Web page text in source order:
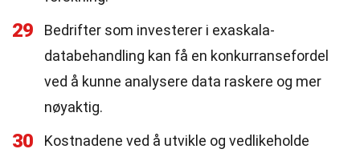
29
Bedrifter som investerer i exaskala-
databehandling kan få en konkurransefordel
ved å kunne analysere data raskere og mer
nøyaktig.
30
Kostnadene ved å utvikle og vedlikeholde